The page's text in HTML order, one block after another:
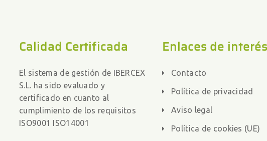
Calidad Certificada
El sistema de gestión de IBERCEX
S.L. ha sido evaluado y
certificado en cuanto al
cumplimiento de los requisitos
ISO9001 ISO14001
Enlaces de interés
Contacto
Política de privacidad
Aviso legal
Política de cookies (UE)